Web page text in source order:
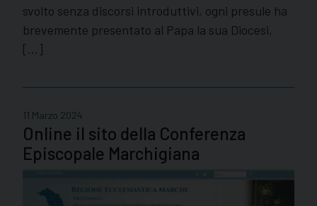
svolto senza discorsi introduttivi, ogni presule ha
brevemente presentato al Papa la sua Diocesi,
[…]
11 Marzo 2024
Online il sito della Conferenza
Episcopale Marchigiana